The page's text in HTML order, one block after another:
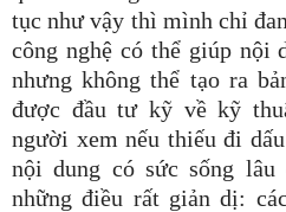
tục như vậy thì mình chỉ
công nghệ có thể giúp nội
nhưng không thể tạo ra
được đầu tư kỹ về kỹ
người xem nếu thiếu đi
nội dung có sức sống
những điều rất giản dị: